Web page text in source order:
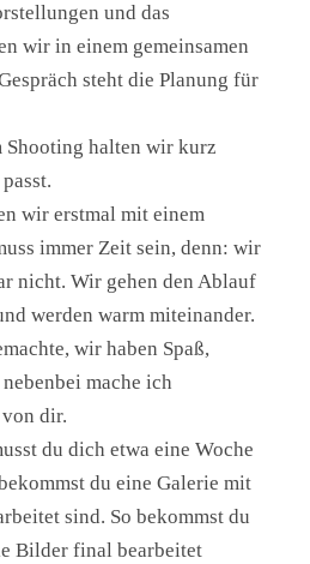
uns bereits vor dem
im Bereich Social Media
gearbeitet haben. Als ich
auch fotografieren kann,
gebucht.
ganzen Tag für die Fotos
ganze sehr entspannt. Auch
auf wenige Bilder
mich genau richtig. Mit der
Spaß gemacht vor
und das
wir in einem gemeinsamen
steht die Planung für
Shooting halten wir kurz
wir erstmal mit einem
immer Zeit sein, denn: wir
nicht. Wir gehen den Ablauf
werden warm miteinander.
wir haben Spaß,
mache ich
dir.
du dich etwa eine Woche
du eine Galerie mit
sind. So bekommst du
Bilder final bearbeitet